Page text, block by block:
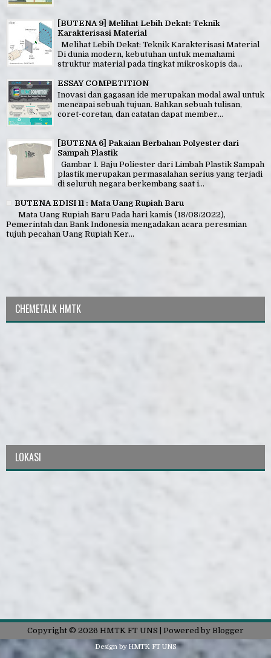
[BUTENA 9] Melihat Lebih Dekat: Teknik
Karakterisasi Material
Melihat Lebih Dekat: Teknik Karakterisasi Material
Di dunia modern, kebutuhan untuk memahami
struktur material pada tingkat mikroskopis da...
ESSAY COMPETITION
Inovasi dan gagasan ide merupakan modal awal untuk
mencapai sebuah tujuan. Bahkan sebuah tulisan,
coret-coretan, dan catatan dapat member...
[BUTENA 6] Pakaian Berbahan Polyester dari
Sampah Plastik
Gambar 1. Baju Poliester dari Limbah Plastik Sampah
plastik merupakan permasalahan serius yang terjadi
di seluruh negara berkembang saat i...
BUTENA EDISI 11 : Mata Uang Rupiah Baru
Mata Uang Rupiah Baru Pada hari kamis (18/08/2022),
Pemerintah dan Bank Indonesia mengadakan acara peresmian
tujuh pecahan Uang Rupiah Ker...
CHEMETALK HMTK
LOKASI
Copyright © 2026 HMTK FT UNS | Powered by Blogger
Design by HMTK FT UNS